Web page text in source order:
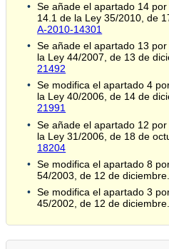
Se añade el apartado 14
14.1 de la Ley 35/2010, de
A-2010-14301
Se añade el apartado 13
la Ley 44/2007, de 13 de
21492
Se modifica el apartado 4
la Ley 40/2006, de 14 de
21991
Se añade el apartado 12
la Ley 31/2006, de 18 de
18204
Se modifica el apartado 8
54/2003, de 12 de diciembre.
Se modifica el apartado 3
45/2002, de 12 de diciembre.